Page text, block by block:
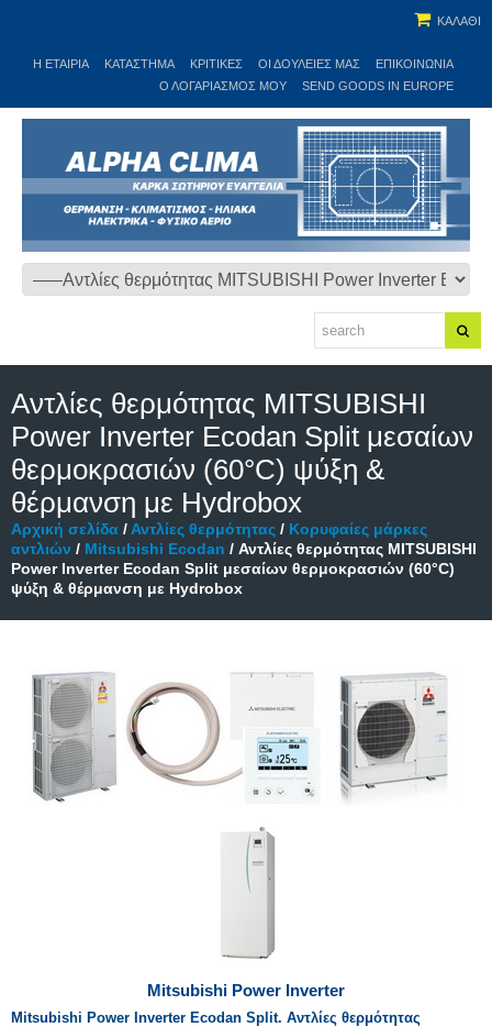
ΚΑΛΑΘΙ
Η ΕΤΑΙΡΊΑ ΚΑΤΆΣΤΗΜΑ ΚΡΙΤΙΚΕΣ ΟΙ ΔΟΥΛΕΙΈΣ ΜΑΣ
ΕΠΙΚΟΙΝΩΝΊΑ
Ο ΛΟΓΑΡΙΑΣΜΌΣ ΜΟΥ
SEND GOODS IN EUROPE
Αντλίες θερμότητας MITSUBISHI
Power Inverter Ecodan Split μεσαίων
θερμοκρασιών (60°C) ψύξη &
θέρμανση με Hydrobox
Αρχική σελίδα / Αντλίες θερμότητας / Κορυφαίες μάρκες
αντλιών / Mitsubishi Ecodan / Αντλίες θερμότητας MITSUBISHI
Power Inverter Ecodan Split μεσαίων θερμοκρασιών (60°C)
ψύξη & θέρμανση με Hydrobox
Mitsubishi Power Inverter
Mitsubishi Power Inverter Ecodan Split. Αντλίες θερμότητας